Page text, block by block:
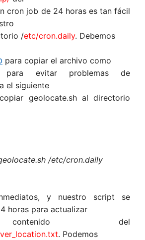
cron job de 24 horas es tan fácil
/etc/cron.daily. Debemos
para copiar el archivo como
para evitar problemas de
el siguiente
geolocate.sh al directorio
/etc/cron.daily
y nuestro script se
horas para actualizar
del
. Podemos